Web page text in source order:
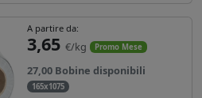
A partire da:
3,65 €/kg Promo Mese
27,00 Bobine disponibili
165x1075